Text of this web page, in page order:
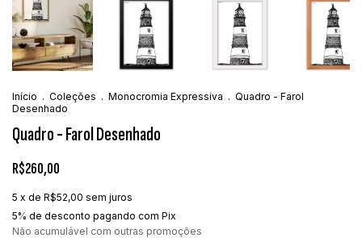
Início . Coleções . Monocromia Expressiva . Quadro - Farol
Desenhado
Quadro - Farol Desenhado
R$260,00
5 x de R$52,00 sem juros
5% de desconto pagando com Pix
Não acumulável com outras promoções